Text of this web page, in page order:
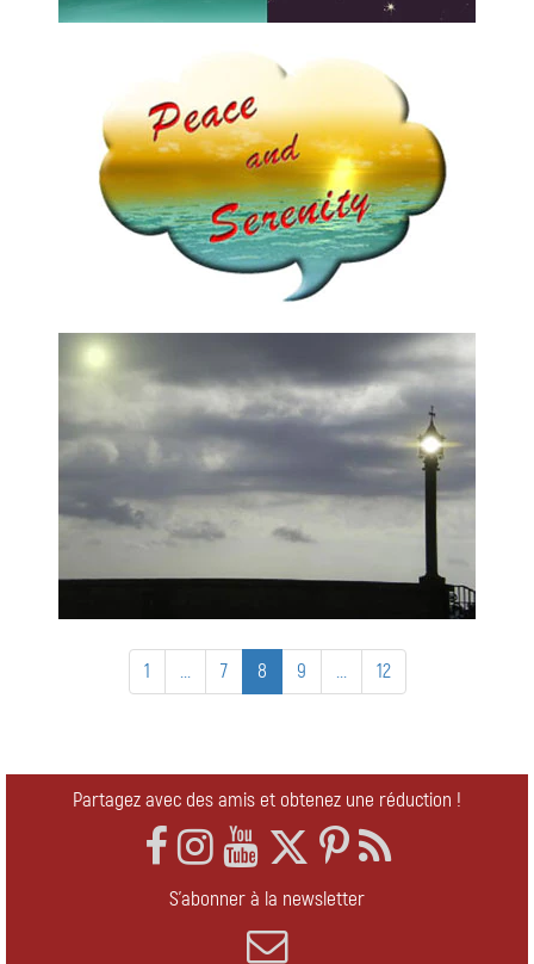
1 ... 7 8 9 ... 12
Partagez avec des amis et obtenez une réduction !
S'abonner à la newsletter